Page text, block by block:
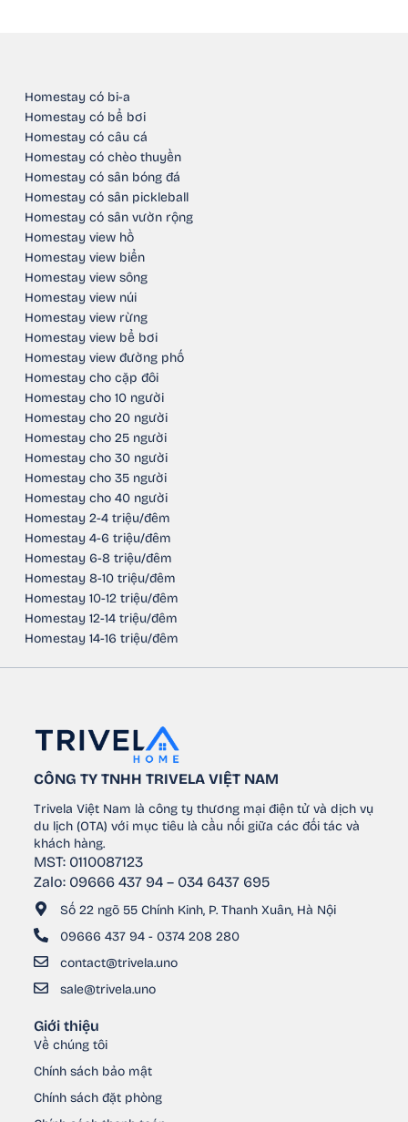
Homestay có bi-a
Homestay có bể bơi
Homestay có câu cá
Homestay có chèo thuyền
Homestay có sân bóng đá
Homestay có sân pickleball
Homestay có sân vườn rộng
Homestay view hồ
Homestay view biển
Homestay view sông
Homestay view núi
Homestay view rừng
Homestay view bể bơi
Homestay view đường phố
Homestay cho cặp đôi
Homestay cho 10 người
Homestay cho 20 người
Homestay cho 25 người
Homestay cho 30 người
Homestay cho 35 người
Homestay cho 40 người
Homestay 2-4 triệu/đêm
Homestay 4-6 triệu/đêm
Homestay 6-8 triệu/đêm
Homestay 8-10 triệu/đêm
Homestay 10-12 triệu/đêm
Homestay 12-14 triệu/đêm
Homestay 14-16 triệu/đêm
CÔNG TY TNHH TRIVELA VIỆT NAM
Trivela Việt Nam là công ty thương mại điện tử và dịch vụ
du lịch (OTA) với mục tiêu là cầu nối giữa các đối tác và
khách hàng.
MST: 0110087123
Zalo: 09666 437 94 – 034 6437 695
Số 22 ngõ 55 Chính Kinh, P. Thanh Xuân, Hà Nội
09666 437 94 - 0374 208 280
contact@trivela.uno
sale@trivela.uno
Giới thiệu
Về chúng tôi
Chính sách bảo mật
Chính sách đặt phòng